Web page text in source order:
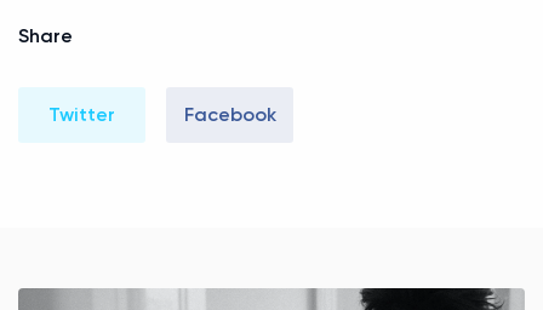
Share
Twitter Facebook